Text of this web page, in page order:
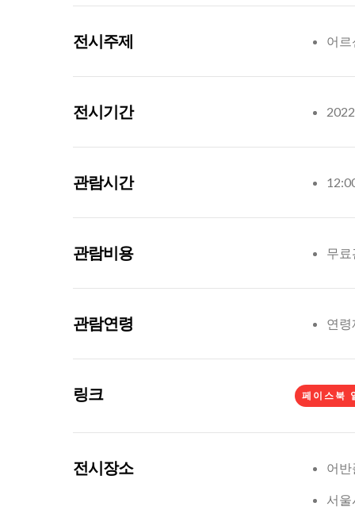
전시주제 어르
전시기간
관람시간
관람비용 무
관람연령 연
링크 페이스북
전시장소 어반
서울